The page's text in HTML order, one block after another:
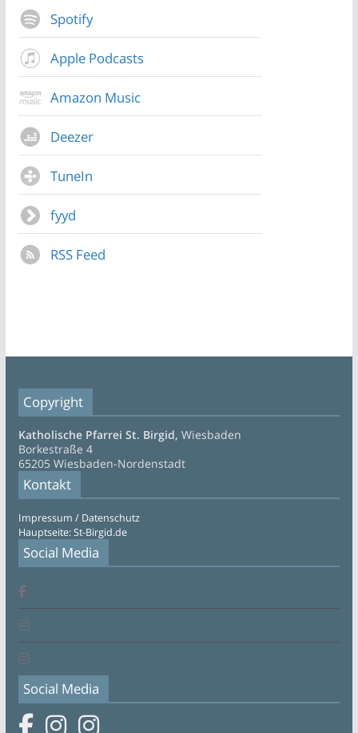
Spotify
Apple Podcasts
Amazon Music
Deezer
TuneIn
fyyd
RSS Feed
Copyright
Katholische Pfarrei St. Birgid, Wiesbaden
Borkestraße 4
65205 Wiesbaden-Nordenstadt
Kontakt
Impressum / Datenschutz
Hauptseite: St-Birgid.de
Social Media
Social Media